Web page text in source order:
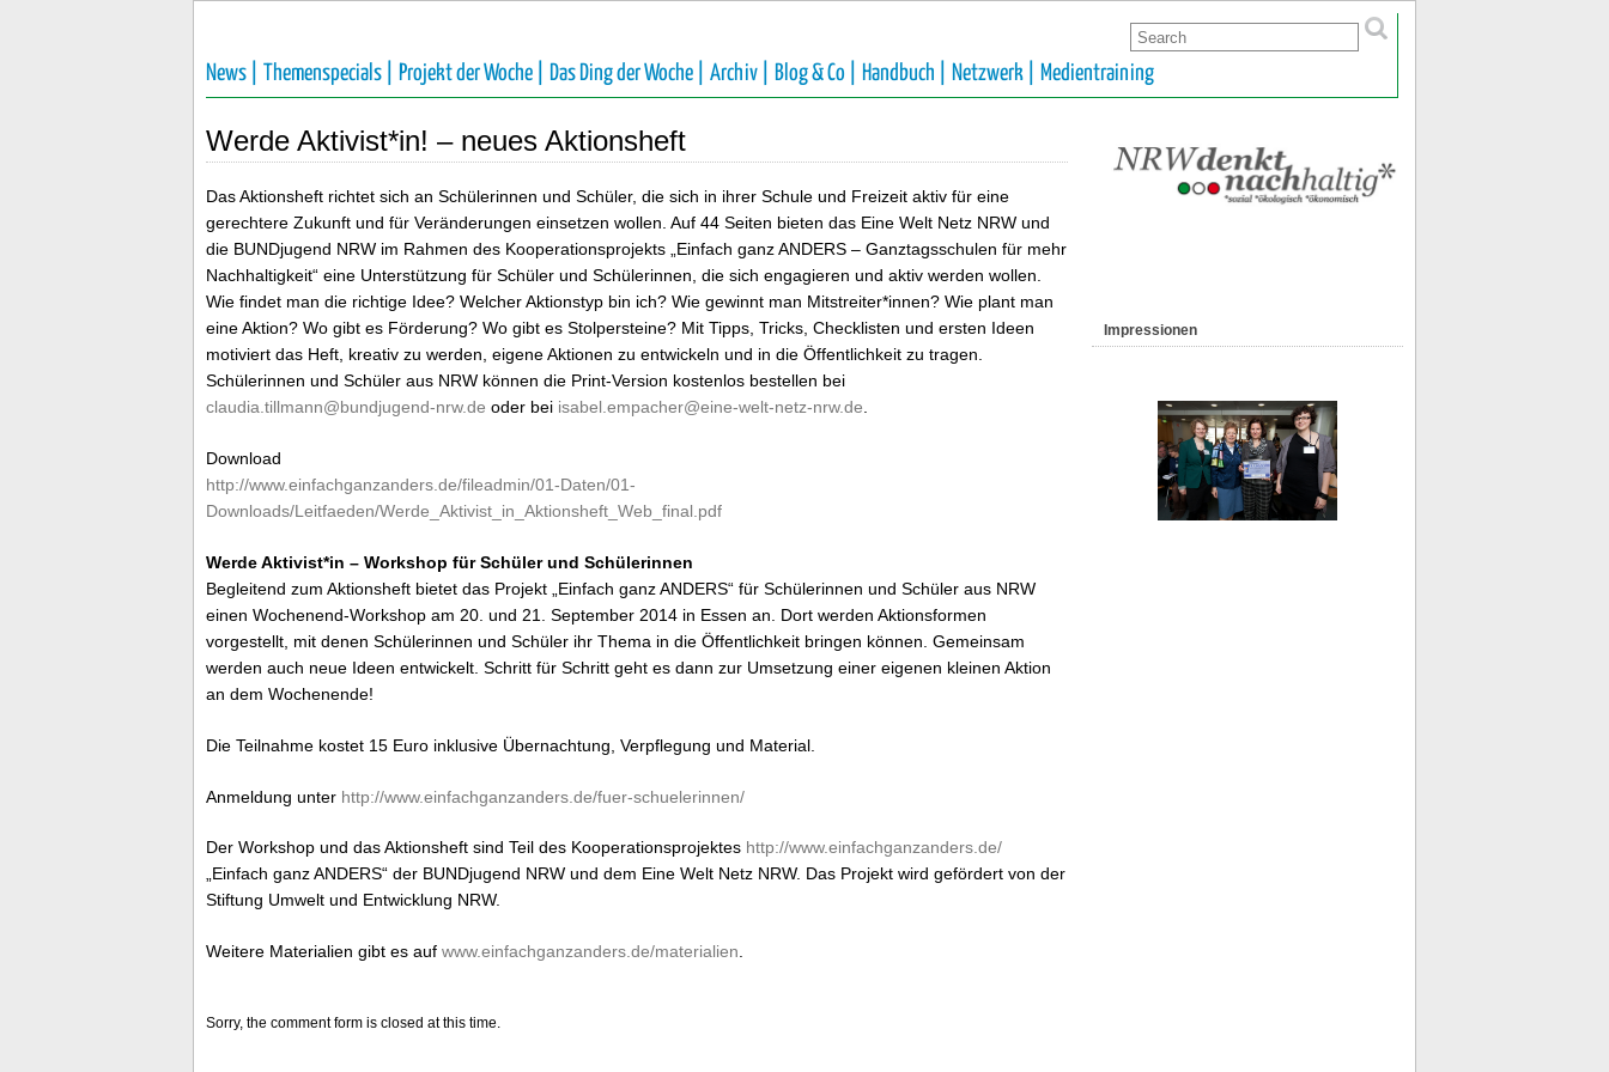
News | Themenspecials | Projekt der Woche | Das Ding der Woche | Archiv | Blog & Co | Handbuch | Netzwerk | Medientraining
Werde Aktivist*in! – neues Aktionsheft
Das Aktionsheft richtet sich an Schülerinnen und Schüler, die sich in ihrer Schule und Freizeit aktiv für eine
gerechtere Zukunft und für Veränderungen einsetzen wollen. Auf 44 Seiten bieten das Eine Welt Netz NRW und
die BUNDjugend NRW im Rahmen des Kooperationsprojekts „Einfach ganz ANDERS – Ganztagsschulen für mehr
Nachhaltigkeit“ eine Unterstützung für Schüler und Schülerinnen, die sich engagieren und aktiv werden wollen.
Wie findet man die richtige Idee? Welcher Aktionstyp bin ich? Wie gewinnt man Mitstreiter*innen? Wie plant man
eine Aktion? Wo gibt es Förderung? Wo gibt es Stolpersteine? Mit Tipps, Tricks, Checklisten und ersten Ideen
motiviert das Heft, kreativ zu werden, eigene Aktionen zu entwickeln und in die Öffentlichkeit zu tragen.
Schülerinnen und Schüler aus NRW können die Print-Version kostenlos bestellen bei
claudia.tillmann@bundjugend-nrw.de oder bei isabel.empacher@eine-welt-netz-nrw.de
Download
http://www.einfachganzanders.de/fileadmin/01-Daten/01-
Downloads/Leitfaeden/Werde_Aktivist_in_Aktionsheft_Web_final.pdf
Werde Aktivist*in – Workshop für Schüler und Schülerinnen
Begleitend zum Aktionsheft bietet das Projekt „Einfach ganz ANDERS“ für Schülerinnen und Schüler aus NRW
einen Wochenend-Workshop am 20. und 21. September 2014 in Essen an. Dort werden Aktionsformen
vorgestellt, mit denen Schülerinnen und Schüler ihr Thema in die Öffentlichkeit bringen können. Gemeinsam
werden auch neue Ideen entwickelt. Schritt für Schritt geht es dann zur Umsetzung einer eigenen kleinen Aktion
an dem Wochenende!
Die Teilnahme kostet 15 Euro inklusive Übernachtung, Verpflegung und Material.
Anmeldung unter http://www.einfachganzanders.de/fuer-schuelerinnen/
Der Workshop und das Aktionsheft sind Teil des Kooperationsprojektes http://www.einfachganzanders.de/
„Einfach ganz ANDERS“ der BUNDjugend NRW und dem Eine Welt Netz NRW. Das Projekt wird gefördert von der
Stiftung Umwelt und Entwicklung NRW.
Weitere Materialien gibt es auf www.einfachganzanders.de/materialien.
Sorry, the comment form is closed at this time.
Impressionen